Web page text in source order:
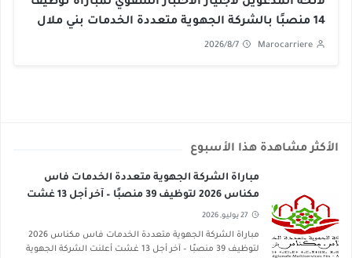
14 منصبًا بالشركة الجهوية متعددة الخدمات بني ملال
خنيفرة 2026
Marocarriere
2026/8/7
الأكثر مشاهدة هذا الأسبوع
مباراة الشركة الجهوية متعددة الخدمات فاس
مكناس 2026 لتوظيف 39 منصبًا – آخر أجل 13 غشت
2026
27 يوليو, 2026
مباراة الشركة الجهوية متعددة الخدمات فاس مكناس 2026
لتوظيف 39 منصبًا – آخر أجل 13 غشت أعلنت الشركة الجهوية